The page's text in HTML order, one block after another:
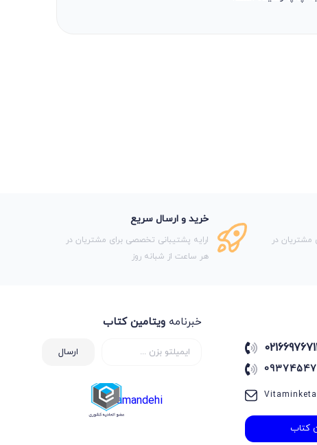
مشتریان در
خرید و ارسال سریع
ارایه پشتیبانی تخصصی برای مشتریان در
هر ساعت از شبانه روز
کتاب
خبرنامهویتامین کتاب
ارسال
samandehi